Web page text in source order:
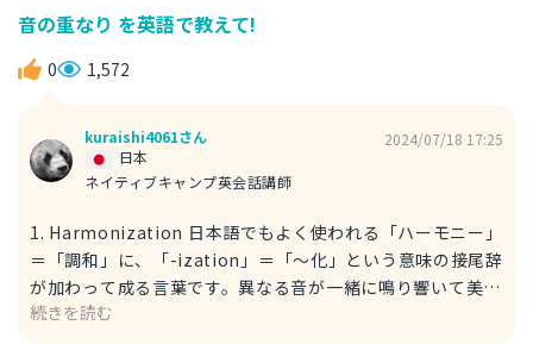
スにおいて成功の方程式を見つけた。 2. Winning formula
「勝利の」を意味する形容詞の「winning」を用いても勝利
の方程式を表現することができます。 The team has
discovered: 「発見した」という意味の動詞の過去分詞。
音の重なり を英語で教えて!
0 1,572
kuraishi4061さん
ネイティブキャンプ英会話講師
日本
2024/07/18 17:25
1. Harmonization 日本語でもよく使われる「ハーモニー」
＝「調和」に、「-ization」＝「～化」という意味の接尾辞
が加わって成る言葉です。異なる音が一緒に鳴り響いて美し
い調和を作り出すことを意味します。特に合唱やバンドの演
続きを読む